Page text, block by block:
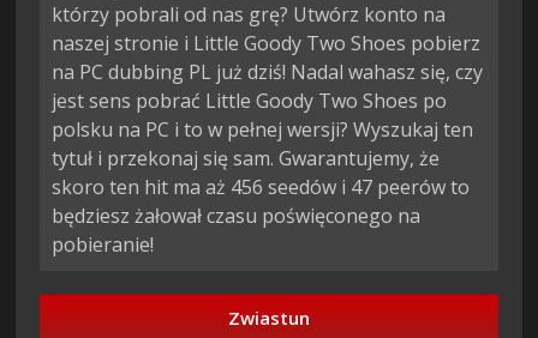
którzy pobrali od nas grę? Utwórz konto na
naszej stronie i Little Goody Two Shoes pobierz
na PC dubbing PL już dziś! Nadal wahasz się, czy
jest sens pobrać Little Goody Two Shoes po
polsku na PC i to w pełnej wersji? Wyszukaj ten
tytuł i przekonaj się sam. Gwarantujemy, że
skoro ten hit ma aż 456 seedów i 47 peerów to
będziesz żałował czasu poświęconego na
pobieranie!
Zwiastun